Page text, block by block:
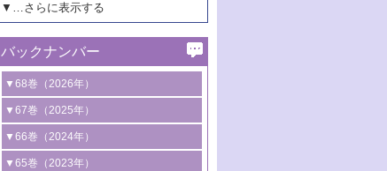
▼…さらに表示する
バックナンバー
▼68巻（2026年）
1号 過酸化水素合成に関する研究動向
2号 コンピューター技術により加速する
触媒開発
▼67巻（2025年）
1号 CO
水素化によるグリーン燃料/グリ
ーンケミカル製造
▼66巻（2024年）
1号 低次元ナノ構造を有する触媒材料
▼65巻（2023年）